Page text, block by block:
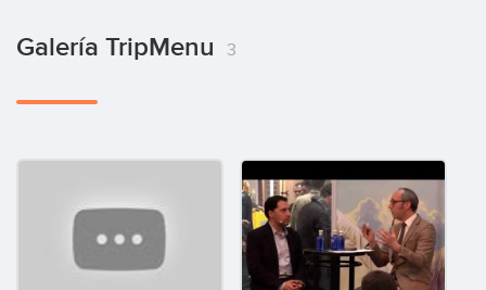
Galería TripMenu 3